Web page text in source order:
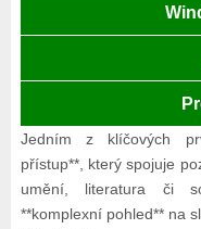
Jedním z klíčových
přístup**, který spojuje
umění, literatura či
**komplexní pohled** na